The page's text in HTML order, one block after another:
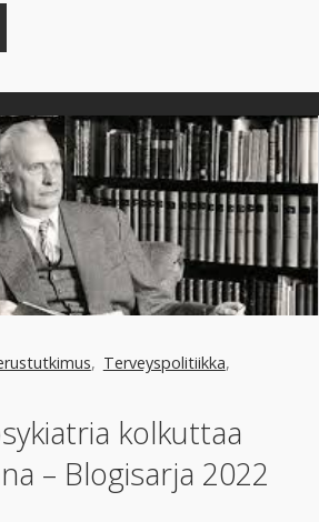
, Terveyspolitiikka,
kolkuttaa
– Blogisarja 2022